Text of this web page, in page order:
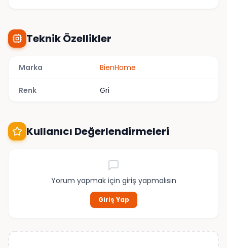
Teknik Özellikler
Marka BienHome
Renk Gri
Kullanıcı Değerlendirmeleri
Yorum yapmak için giriş yapmalısın
Giriş Yap